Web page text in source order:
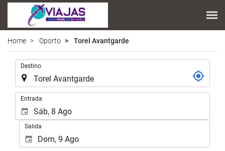
Home Oporto Torel Avantgarde
Destino
Entrada
Salida